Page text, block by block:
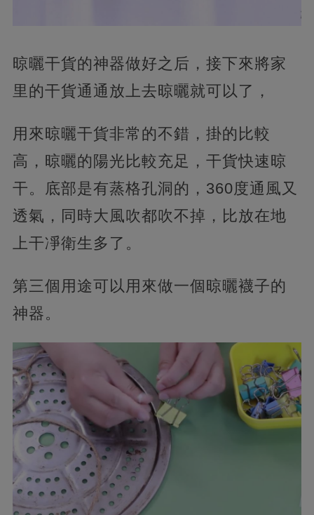
晾曬干貨的神器做好之后，接下來將家
里的干貨通通放上去晾曬就可以了，
用來晾曬干貨非常的不錯，掛的比較
高，晾曬的陽光比較充足，干貨快速晾
干。底部是有蒸格孔洞的，360度通風又
透氣，同時大風吹都吹不掉，比放在地
上干凈衛生多了。
第三個用途可以用來做一個晾曬襪子的
神器。